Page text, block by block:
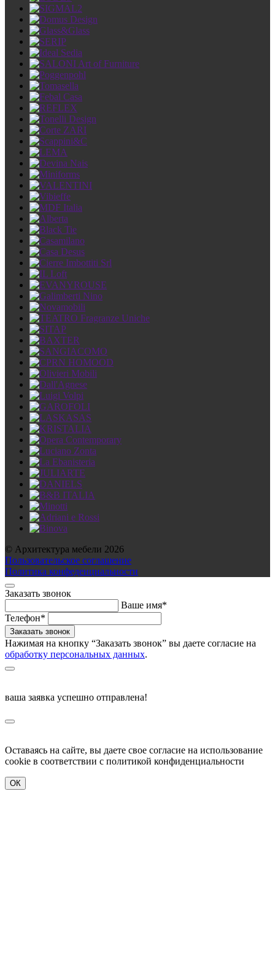
© Архитектура мебели 2026
Пользовательское соглашение
Политика конфеденциальности
Заказать звонок
Ваше имя*
Телефон*
Нажимая на кнопку “Заказать звонок” вы даете согласие на
обработку персональных данных.
ваша заявка успешно отправлена!
Оставаясь на сайте, вы даете свое согласие на использование
cookie в соответствии c политикой конфиденциальности
ОК